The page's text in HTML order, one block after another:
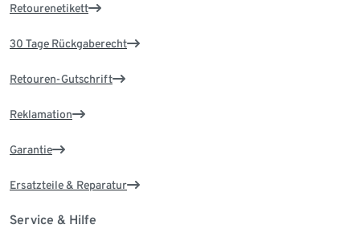
Retourenetikett
30 Tage Rückgaberecht
Retouren-Gutschrift
Reklamation
Garantie
Ersatzteile & Reparatur
Service & Hilfe